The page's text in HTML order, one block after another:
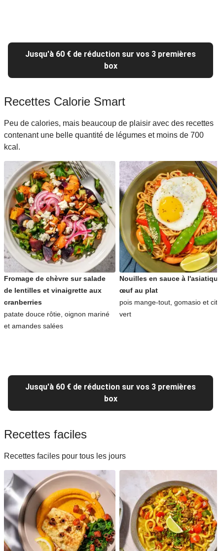
Jusqu'à 60 € de réduction sur vos 3 premières
box
Recettes Calorie Smart
Peu de calories, mais beaucoup de plaisir avec des recettes
contenant une belle quantité de légumes et moins de 700
kcal.
Fromage de chèvre sur salade
de lentilles et vinaigrette aux
cranberries
patate douce rôtie, oignon mariné
et amandes salées
Nouilles en sauce à
œuf au plat
pois mange-tout, gomasio et
vert
Jusqu'à 60 € de réduction sur vos 3 premières
box
Recettes faciles
Recettes faciles pour tous les jours